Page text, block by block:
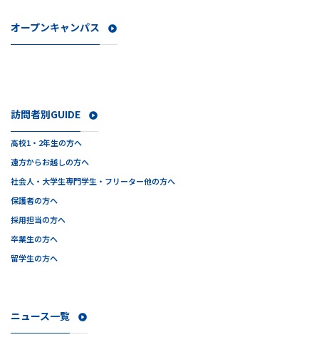
訪問者別GUIDE
高校1・2年生の方へ
遠方からお越しの方へ
社会人・大学生専門学生・フリーター他の方へ
保護者の方へ
採用担当の方へ
卒業生の方へ
留学生の方へ
オープンキャンパス
ニュース一覧